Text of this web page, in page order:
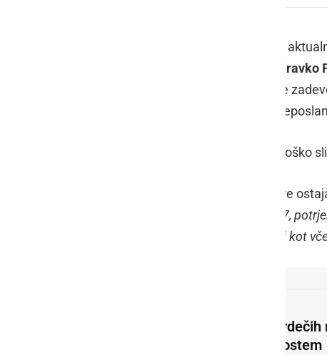
V četrtek na novinarski konferenci o
Zdravko
, minister za notranje
ter vladni govorec,
Predstavili bodo aktualno epidemiološko
Kacin je v uvodu povedal, da razmere
ob opravljenih še več testov, kar 5287,
znašal 14 %. To je le malenkost manj kot
V
prostem